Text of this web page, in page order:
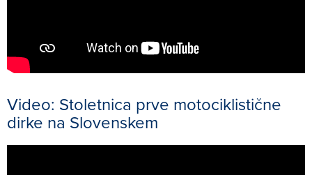
Video: Stoletnica prve motociklistične
dirke na Slovenskem